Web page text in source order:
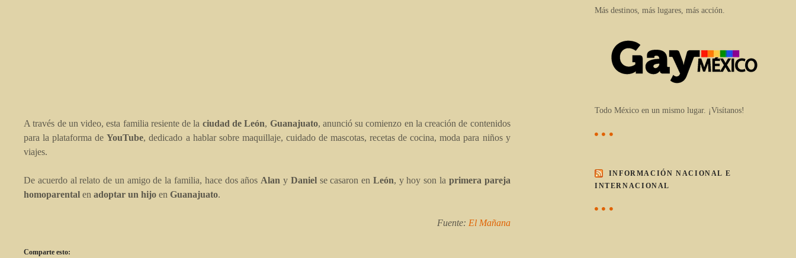
A través de un video, esta familia resiente de la ciudad de León, Guanajuato, anunció su comienzo en la creación de contenidos
para la plataforma deYouTube, dedicado a hablar sobre maquillaje, cuidado de mascotas, recetas de cocina, moda para niños y
viajes.
De acuerdo al relato de un amigo de la familia, hace dos años Alan y Danielse casaron en León, y hoy son la primera pareja
homoparental en adoptar un hijo en Guanajuato.
Fuente: El Mañana
Comparte esto:
Más destinos, más lugares, más acción.
Todo México en un mismo lugar. ¡Visítanos!
INFORMACIÓN NACIONAL E
INTERNACIONAL